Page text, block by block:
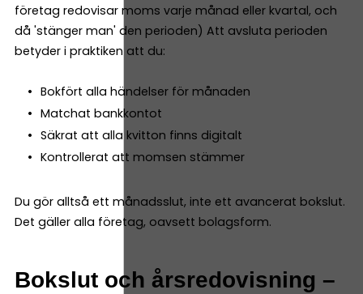
företag redovisar moms varje månad eller kvartal, och
då 'stänger man' den perioden) Att avsluta perioden
betyder i praktiken att du:
Bokfört alla händelser för månaden
Matchat bankkontot
Säkrat att alla kvitton finns digitalt
Kontrollerat att momsen stämmer
Du gör alltså ett månadsslut, inte ett avancerat bokslut.
Det gäller alla företag, oavsett bolagsform.
Bokslut och årsredovisning –